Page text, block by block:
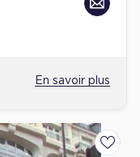
En savoir plus